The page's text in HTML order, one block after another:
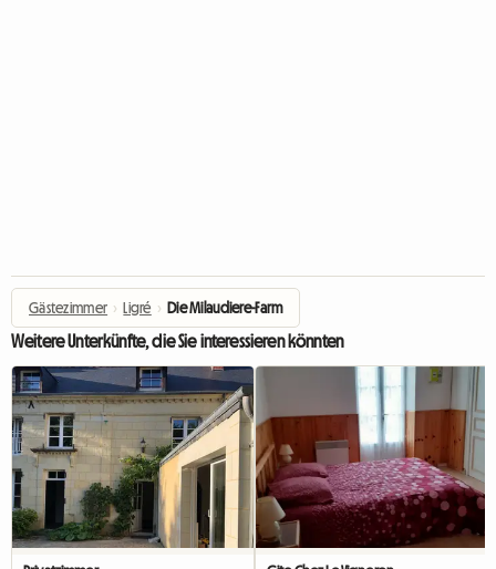
Gästezimmer › Ligré › Die Milaudiere-Farm
Weitere Unterkünfte, die Sie interessieren könnten